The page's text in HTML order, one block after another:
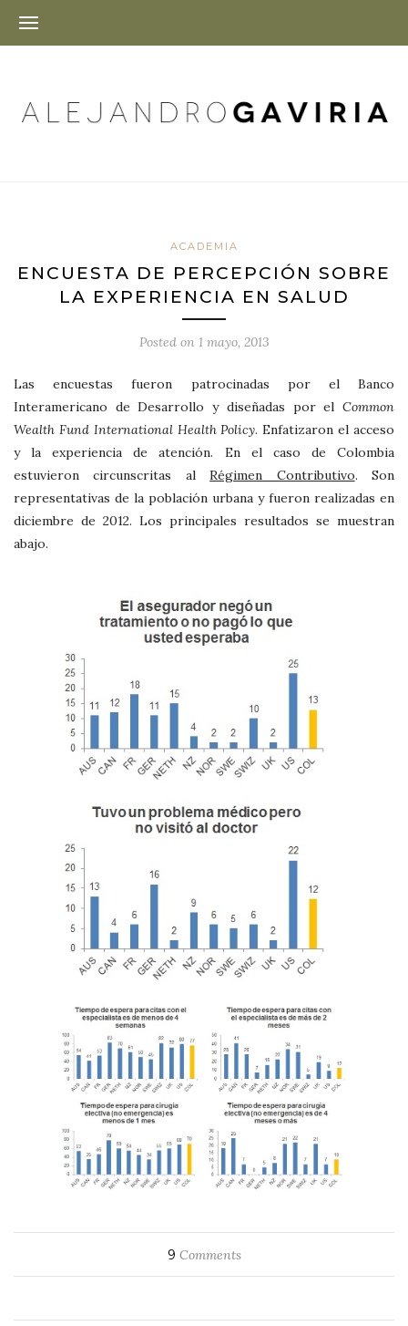
ACADEMIA
ENCUESTA DE PERCEPCIÓN SOBRE
LA EXPERIENCIA EN SALUD
Posted on 1 mayo, 2013
Las encuestas fueron patrocinadas por el Banco
Interamericano de Desarrollo y diseñadas por el Common
Wealth Fund International Health Policy. Enfatizaron el acceso
y la experiencia de atención. En el caso de Colombia
estuvieron circunscritas alRégimen Contributivo. Son
representativas de la población urbana y fueron realizadas en
diciembre de 2012. Los principales resultados se muestran
abajo.
9 Comments